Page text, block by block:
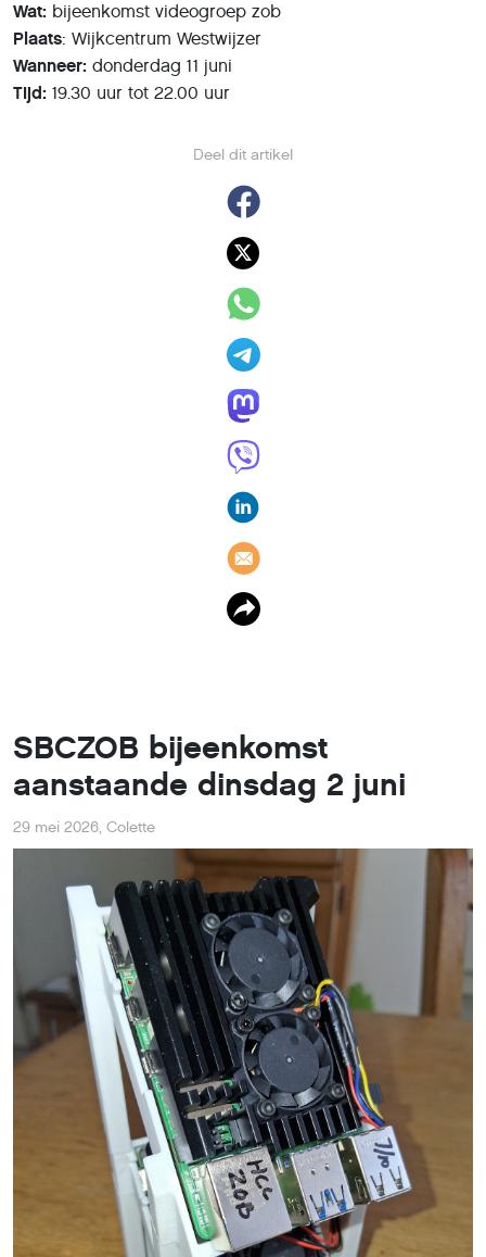
Deel dit artikel
Wat: bijeenkomst videogroep zob
Plaats: Wijkcentrum Westwijzer
Wanneer: donderdag 11 juni
Tijd: 19.30 uur tot 22.00 uur
SBCZOB bijeenkomst
aanstaande dinsdag 2 juni
29 mei 2026, Colette